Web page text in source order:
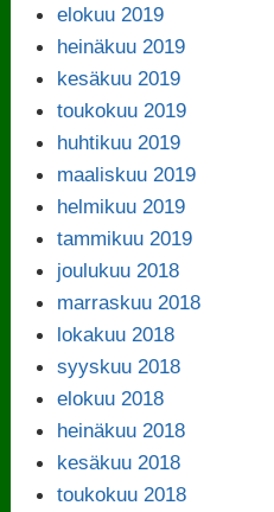
elokuu 2019
heinäkuu 2019
kesäkuu 2019
toukokuu 2019
huhtikuu 2019
maaliskuu 2019
helmikuu 2019
tammikuu 2019
joulukuu 2018
marraskuu 2018
lokakuu 2018
syyskuu 2018
elokuu 2018
heinäkuu 2018
kesäkuu 2018
toukokuu 2018